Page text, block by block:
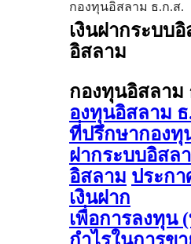
กองทุนอิสลาม ธ.ก.ส.
เงินฝากระบบ
อิสลาม
กองทุนอิสลาม
องทุนอิสลาม ธ
ที่ปรึกษากองทุ
ฝากระบบอิสล
อิสลาม ประก
เงินฝาก
เพื่อการลงทุน
กำไรในการข